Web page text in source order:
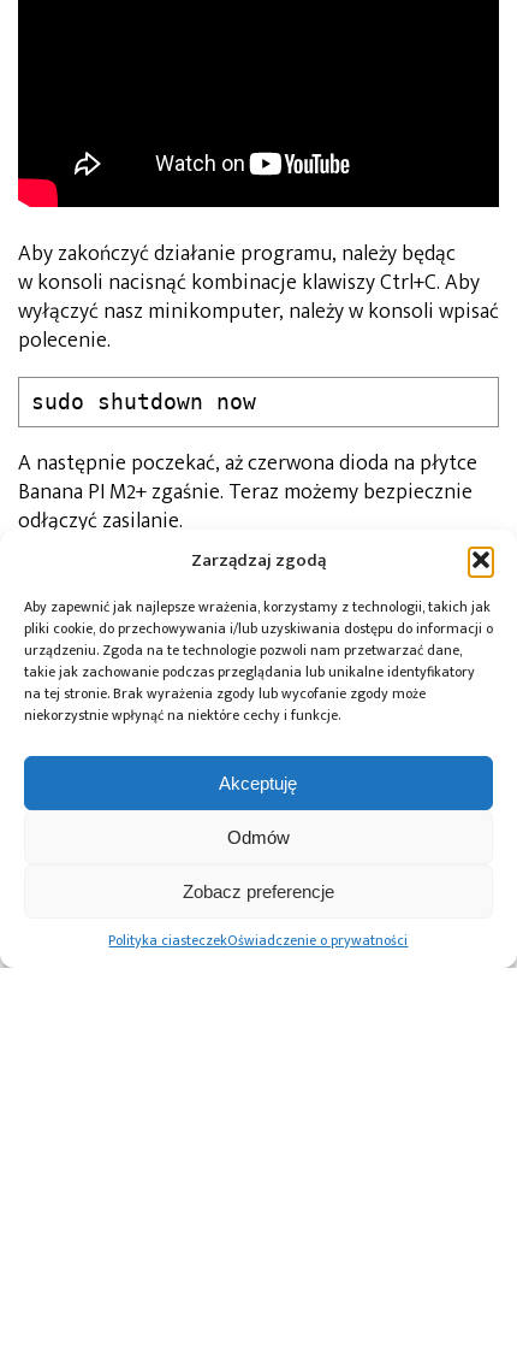
Zarządzaj zgodą
Aby zapewnić jak najlepsze wrażenia, korzystamy z technologii, takich jak
pliki cookie, do przechowywania i/lub uzyskiwania dostępu do informacji o
urządzeniu. Zgoda na te technologie pozwoli nam przetwarzać dane,
takie jak zachowanie podczas przeglądania lub unikalne identyfikatory
na tej stronie. Brak wyrażenia zgody lub wycofanie zgody może
niekorzystnie wpłynąć na niektóre cechy i funkcje.
Akceptuję
Odmów
Zobacz preferencje
Polityka ciasteczekOświadczenie o prywatności
Aby zakończyć działanie programu, należy będąc
w konsoli nacisnąć kombinacje klawiszy Ctrl+C. Aby
wyłączyć nasz minikomputer, należy w konsoli wpisać
polecenie.
sudo shutdown now
A następnie poczekać, aż czerwona dioda na płytce
Banana PI M2+ zgaśnie. Teraz możemy bezpiecznie
odłączyć zasilanie.
Do pobrania
Autor:Patryk Mądry